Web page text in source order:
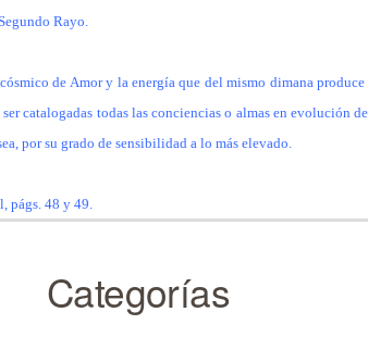
Rayo.
de Amor y la energía que del mismo dimana
catalogadas todas las conciencias o almas en evolución
por su grado de sensibilidad a lo más elevado.
págs. 48 y 49.
Categorías